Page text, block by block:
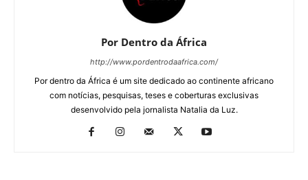
Por Dentro da África
http://www.pordentrodaafrica.com/
Por dentro da África é um site dedicado ao continente africano
com notícias, pesquisas, teses e coberturas exclusivas
desenvolvido pela jornalista Natalia da Luz.